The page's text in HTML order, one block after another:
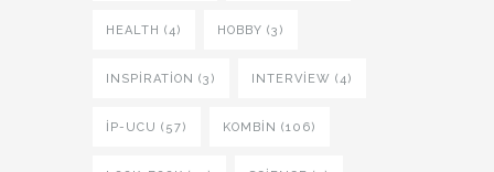
HEALTH (4) HOBBY (3)
INSPIRATION (3) INTERVIEW (4)
İP-UCU (57) KOMBIN (106)